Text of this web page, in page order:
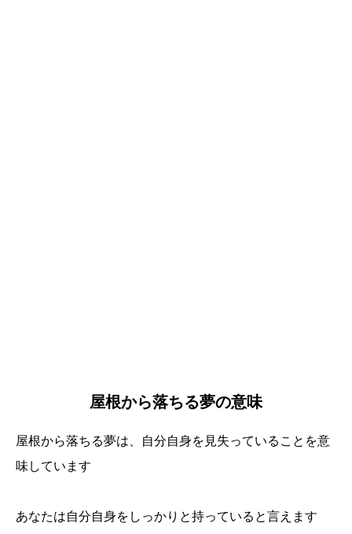
屋根から落ちる夢の意味
屋根から落ちる夢は、自分自身を見失っていることを意
味しています
あなたは自分自身をしっかりと持っていると言えます